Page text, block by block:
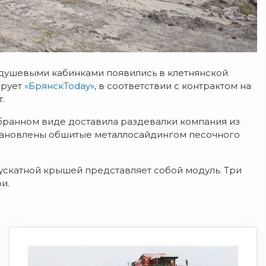
кабинками появились в клетнянской
«БрянскToday», в соответствии с контрактом на
виде доставила раздевалки компания из
обшитые металлосайдингом песочного
крышей представляет собой модуль. Три